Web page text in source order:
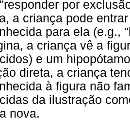
por
a criança pode
para ela (e.g.,
a criança vê a
e um
direta, a criança
à figura não
da ilustração
nova.